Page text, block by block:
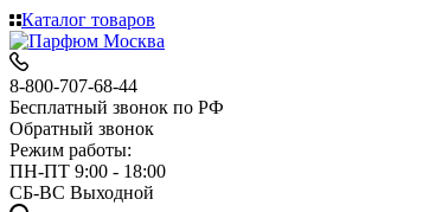
Каталог товаров
8-800-707-68-44
Бесплатный звонок по РФ
Обратный звонок
Режим работы:
ПН-ПТ 9:00 - 18:00
СБ-ВС Выходной